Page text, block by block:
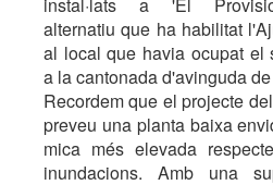
alternatiu que ha habilitat
al local que havia ocupat el
a la cantonada d'avinguda
Recordem que el projecte
preveu una planta baixa
mica més elevada
inundacions. Amb una